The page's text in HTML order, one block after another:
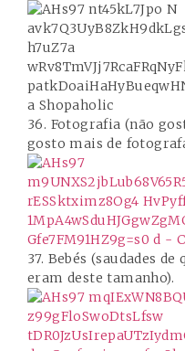
36. Fotografia (não
gosto mais de
37. Bebés (saudades
eram deste tamanho).